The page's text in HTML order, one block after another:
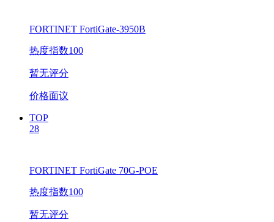
FORTINET FortiGate-3950B
热度指数100
暂无评分
价格面议
TOP
28
FORTINET FortiGate 70G-POE
热度指数100
暂无评分